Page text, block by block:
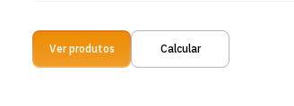
Ver produtos Calcular